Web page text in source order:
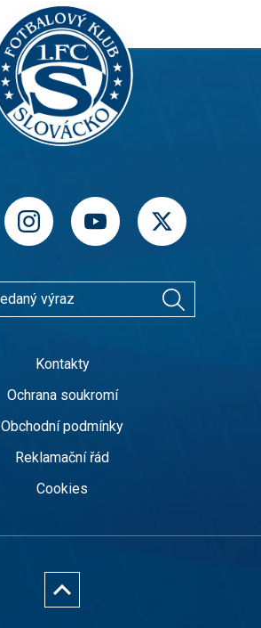
Kontakty
Ochrana soukromí
Obchodní podmínky
Reklamační řád
Cookies